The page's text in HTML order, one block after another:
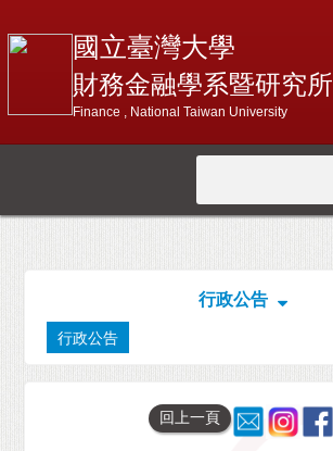
國立臺灣大學
財務金融學系暨研究所
Finance , National Taiwan University
行政公告
行政公告
回上一頁